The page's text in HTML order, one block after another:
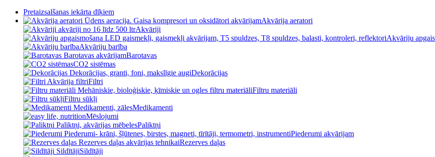
Pretaizsalšanas iekārta dīķiem
Akvārija aeratori
Akvāriji
Akvāriju
Akvāriju barība
Barotavas
CO2 sistēmas
Dekorācijas
Filtri
Filtru materiāli
Filtru sūkļi
Medikamenti
Mēslojumi
Paliktņi
Piederumi akvārijam
Rezerves daļas
Sildītāji